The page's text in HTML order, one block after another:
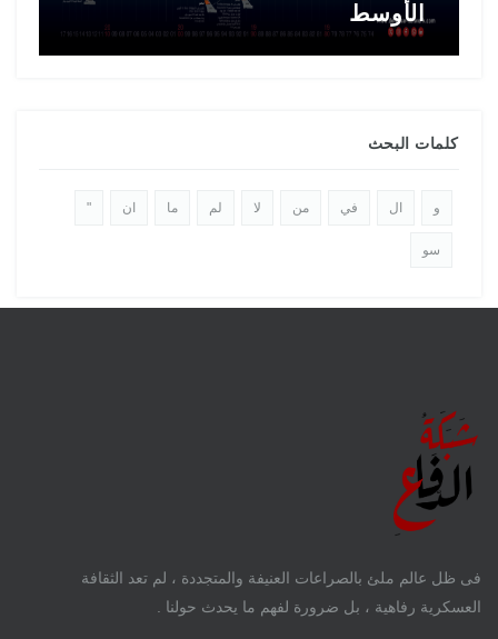
الأوسط
كلمات البحث
و ال في من لا لم ما ان "
سو
فى ظل عالم ملئ بالصراعات العنيفة والمتجددة ، لم تعد الثقافة
العسكرية رفاهية ، بل ضرورة لفهم ما يحدث حولنا .